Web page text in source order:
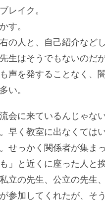
レイク。
す。
の人と、自己紹介など
生はそうでもないのだ
声を発することなく、
い。
会に来ているんじゃな
早く教室に出なくては
せっかく関係者が集ま
」と近くに座った人と
立の先生、公立の先生
参加してくれたが、そ